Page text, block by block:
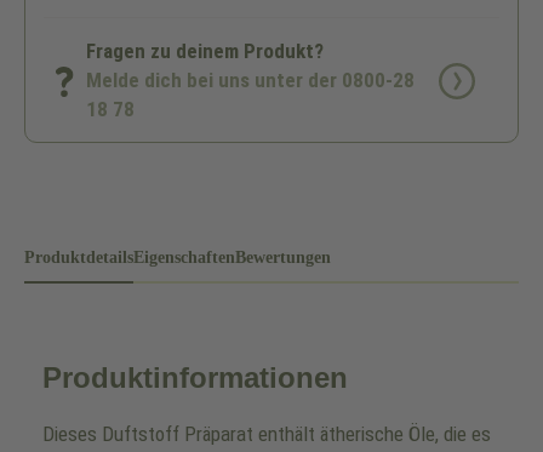
Fragen zu deinem Produkt?
Melde dich bei uns unter der 0800-28
18 78
ProduktdetailsEigenschaftenBewertungen
Produktinformationen
Dieses Duftstoff Präparat enthält ätherische Öle, die es